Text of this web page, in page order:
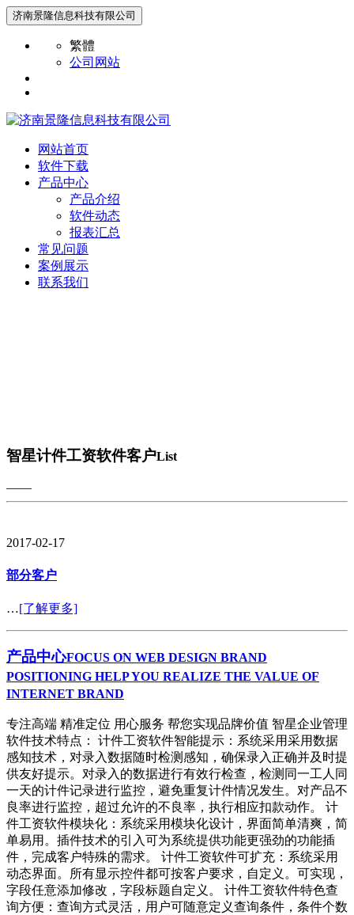
济南景隆信息科技有限公司
繁體
公司网站
网站首页
软件下载
产品中心
产品介绍
软件动态
报表汇总
常见问题
案例展示
联系我们
智星计件工资软件客户List
——
2017-02-17
部分客户
…[了解更多]
产品中心FOCUS ON WEB DESIGN BRAND
POSITIONING HELP YOU REALIZE THE VALUE OF
INTERNET BRAND
专注高端 精准定位 用心服务 帮您实现品牌价值 智星企业管理
软件技术特点： 计件工资软件智能提示：系统采用采用数据
感知技术，对录入数据随时检测感知，确保录入正确并及时提
供友好提示。对录入的数据进行有效行检查，检测同一工人同
一天的计件记录进行监控，避免重复计件情况发生。对产品不
良率进行监控，超过允许的不良率，执行相应扣款动作。 计
件工资软件模块化：系统采用模块化设计，界面简单清爽，简
单易用。插件技术的引入可为系统提供功能更强劲的功能插
件，完成客户特殊的需求。 计件工资软件可扩充：系统采用
动态界面。所有显示控件都可按客户要求，自定义。可实现，
字段任意添加修改，字段标题自定义。 计件工资软件特色查
询方便：查询方式灵活，用户可随意定义查询条件，条件个数